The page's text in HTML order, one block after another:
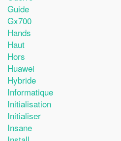
Guide
Gx700
Hands
Haut
Hors
Huawei
Hybride
Informatique
Initialisation
Initialiser
Insane